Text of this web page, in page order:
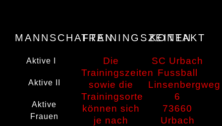
MANNSCHAFTEN
Aktive I
Aktive II
Aktive
Frauen
TRAININGSZEITEN
Die
Trainingszeiten
sowie die
Trainingsorte
können sich
je nach
KONTAKT
SC Urbach
Fussball
Linsenbergweg
6
73660
Urbach